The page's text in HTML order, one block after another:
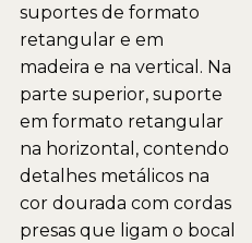
suportes de formato
retangular e em
madeira e na vertical. Na
parte superior, suporte
em formato retangular
na horizontal, contendo
detalhes metálicos na
cor dourada com cordas
presas que ligam o bocal